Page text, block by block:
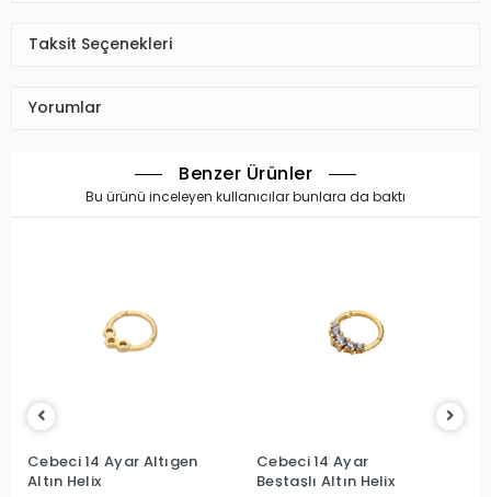
Taksit Seçenekleri
Yorumlar
Benzer Ürünler
Bu ürünü inceleyen kullanıcılar bunlara da baktı
Cebeci 14 Ayar Altıgen
Altın Helix
Cebeci 14 Ayar
Beştaşlı Altın Helix